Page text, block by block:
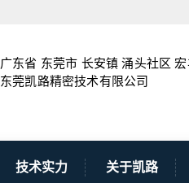
广东省 东莞市 长安镇 涌头社区
东莞凯路精密技术有限公司
技术实力 关于凯路